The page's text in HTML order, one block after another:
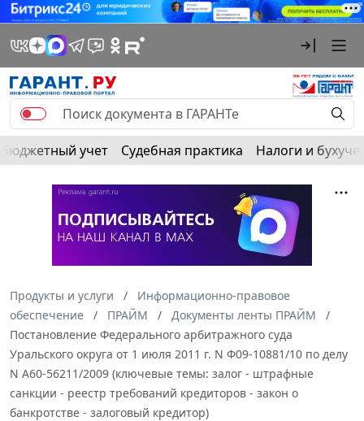
Бюджетный учет Судебная практика Налоги и
Продукты и услуги
Информационно-правовое
обеспечение
ПРАЙМ
Документы ленты ПРАЙМ
Постановление Федерального арбитражного суда
Уральского округа от 1 июля 2011 г. N Ф09-10881/10 по делу
N А60-56211/2009 (ключевые темы: залог - штрафные
санкции - реестр требований кредиторов - закон о
банкротстве - залоговый кредитор)